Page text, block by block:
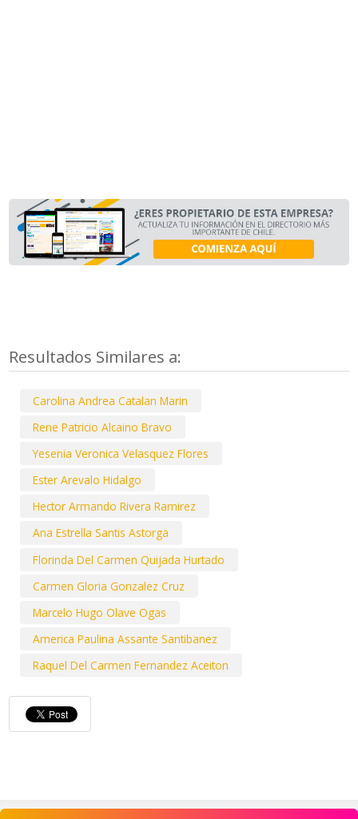
Resultados Similares a:
Carolina Andrea Catalan Marin
Rene Patricio Alcaino Bravo
Yesenia Veronica Velasquez Flores
Ester Arevalo Hidalgo
Hector Armando Rivera Ramirez
Ana Estrella Santis Astorga
Florinda Del Carmen Quijada Hurtado
Carmen Gloria Gonzalez Cruz
Marcelo Hugo Olave Ogas
America Paulina Assante Santibanez
Raquel Del Carmen Fernandez Aceiton